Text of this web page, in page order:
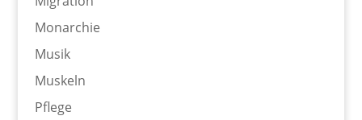
Monarchie
Musik
Muskeln
Pflege